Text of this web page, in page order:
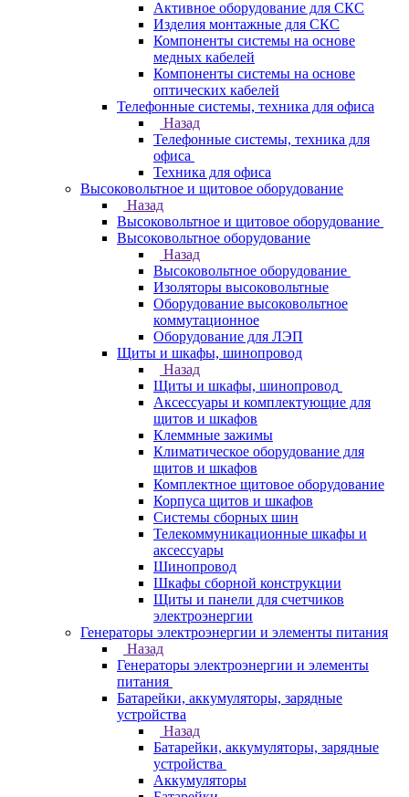
Активное оборудование для СКС
Изделия монтажные для СКС
Компоненты системы на основе
медных кабелей
Компоненты системы на основе
оптических кабелей
Телефонные системы, техника для офиса
Назад
Телефонные системы, техника для
офиса
Техника для офиса
Высоковольтное и щитовое оборудование
Назад
Высоковольтное и щитовое оборудование
Высоковольтное оборудование
Назад
Высоковольтное оборудование
Изоляторы высоковольтные
Оборудование высоковольтное
коммутационное
Оборудование для ЛЭП
Щиты и шкафы, шинопровод
Назад
Щиты и шкафы, шинопровод
Аксессуары и комплектующие для
щитов и шкафов
Клеммные зажимы
Климатическое оборудование для
щитов и шкафов
Комплектное щитовое оборудование
Корпуса щитов и шкафов
Системы сборных шин
Телекоммуникационные шкафы и
аксессуары
Шинопровод
Шкафы сборной конструкции
Щиты и панели для счетчиков
электроэнергии
Генераторы электроэнергии и элементы питания
Назад
Генераторы электроэнергии и элементы
питания
Батарейки, аккумуляторы, зарядные
устройства
Назад
Батарейки, аккумуляторы, зарядные
устройства
Аккумуляторы